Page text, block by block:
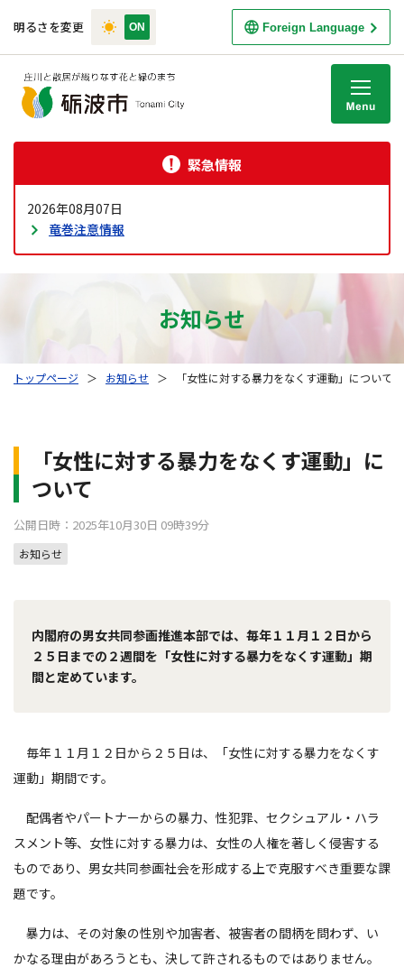
明るさを変更 Foreign Language
緊急情報
2026年08月07日
竜巻注意情報
お知らせ
トップページ ＞ お知らせ ＞ 「女性に対する暴力をなくす運動」について
「女性に対する暴力をなくす運動」に
ついて
公開日時：2025年10月30日 09時39分
お知らせ
内閣府の男女共同参画推進本部では、毎年１１月１２日から
２５日までの２週間を「女性に対する暴力をなくす運動」期
間と定めています。
毎年１１月１２日から２５日は、「女性に対する暴力をなくす
運動」期間です。
配偶者やパートナーからの暴力、性犯罪、セクシュアル・ハラ
スメント等、女性に対する暴力は、女性の人権を著しく侵害する
ものであり、男女共同参画社会を形成する上で克服すべき重要な課
題です。
暴力は、その対象の性別や加害者、被害者の間柄を問わず、い
かなる理由があろうとも、決して許されるものではありません。